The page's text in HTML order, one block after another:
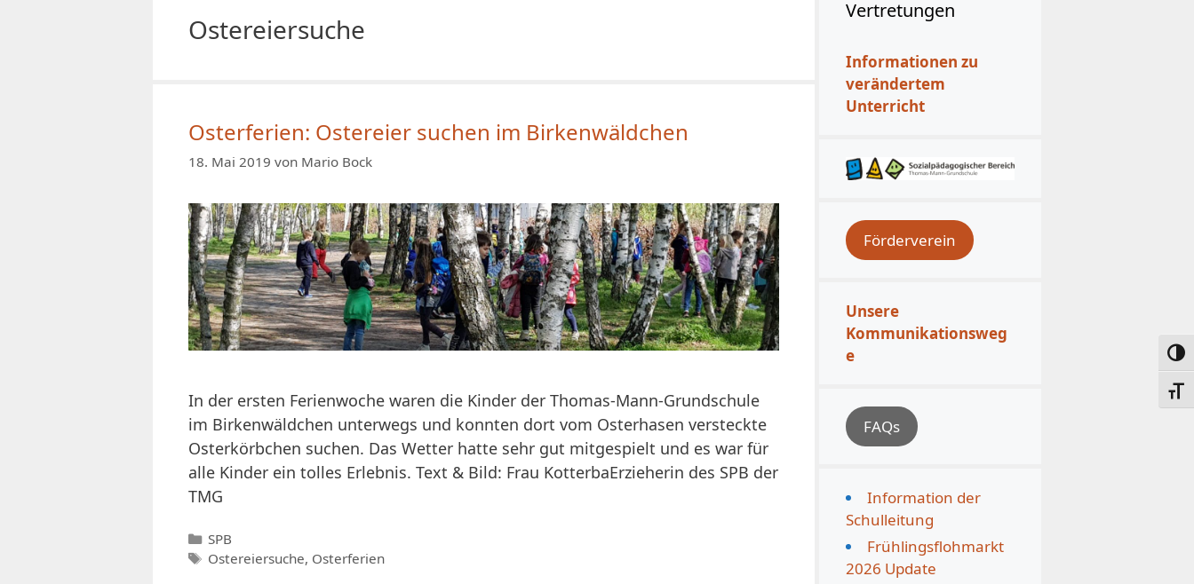
Ostereiersuche
Osterferien: Ostereier suchen im Birkenwäldchen
18. Mai 2019 von Mario Bock
In der ersten Ferienwoche waren die Kinder der Thomas-Mann-Grundschule
im Birkenwäldchen unterwegs und konnten dort vom Osterhasen versteckte
Osterkörbchen suchen. Das Wetter hatte sehr gut mitgespielt und es war für
alle Kinder ein tolles Erlebnis. Text & Bild: Frau KotterbaErzieherin des SPB der
TMG
Kategorien
SPB
Schlagwörter
Ostereiersuche, Osterferien
Vertretungen
Informationen zu
verändertem
Unterricht
Förderverein
Unsere
Kommunikationsweg
e
FAQs
Information der
Schulleitung
Frühlingsflohmarkt
2026 Update